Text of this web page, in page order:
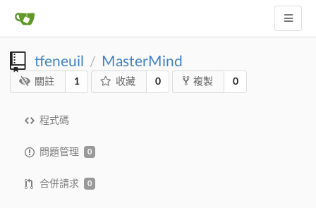
tfeneuil / MasterMind
關註 1 收藏 0 複製 0
程式碼
問題管理 0
合併請求 0